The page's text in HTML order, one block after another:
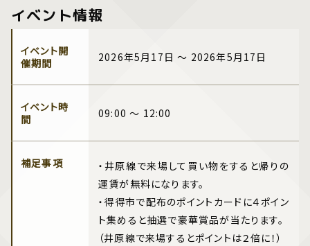
イベント情報
イベント開
催期間
2026年5月17日 ～ 2026年5月17日
イベント時
間
09:00 ～ 12:00
補足事項
・井原線で来場して買い物をすると帰りの
運賃が無料になります。
・得得市で配布のポイントカードに４ポイン
ト集めると抽選で豪華賞品が当たります。
（井原線で来場するとポイントは２倍に！）